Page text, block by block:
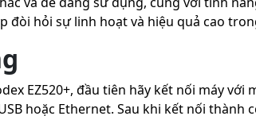
đòi hỏi sự linh hoạt và hiệu quả cao
EZ520+, đầu tiên hãy kết nối máy với
hoặc Ethernet. Sau khi kết nối thành